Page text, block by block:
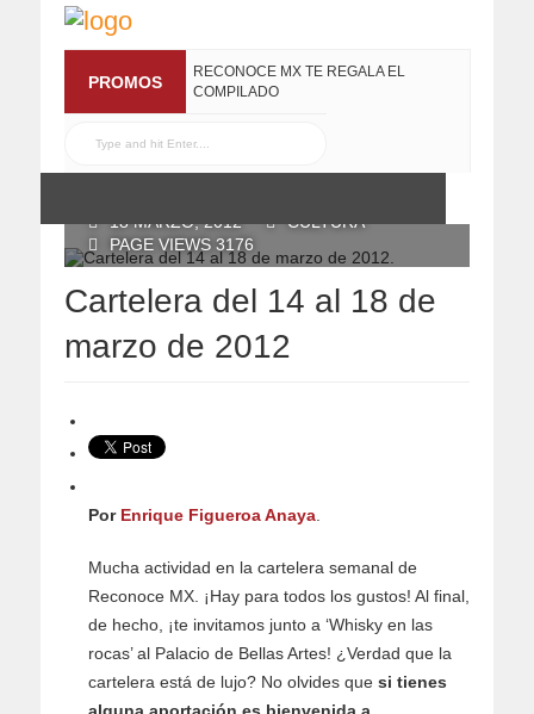
PROMOS
RECONOCE MX TE REGALA EL
COMPILADO
18 MARZO, 2012
CULTURA
PAGE VIEWS 3176
Cartelera del 14 al 18 de
marzo de 2012
Por Enrique Figueroa Anaya
Mucha actividad en la cartelera semanal de
Reconoce MX. ¡Hay para todos los gustos! Al final,
de hecho, ¡te invitamos junto a ‘Whisky en las
rocas’ al Palacio de Bellas Artes! ¿Verdad que la
cartelera está de lujo? No olvides que si tienes